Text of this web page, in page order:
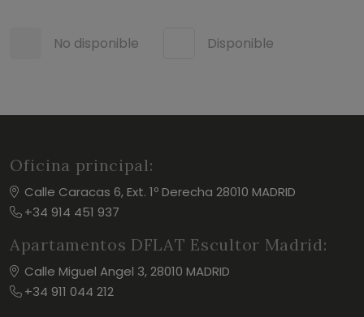
No disponible Disponible
Oficina principal:
Calle Caracas 6, Ext. 1º Derecha 28010 MADRID
+34 914 451 937
Apartamentos DFLAT Escultor Madrid:
Calle Miguel Angel 3, 28010 MADRID
+34 911 044 212